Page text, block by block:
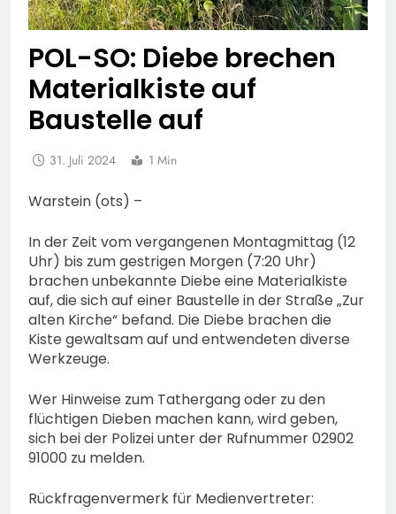
POL-SO: Diebe brechen
Materialkiste auf
Baustelle auf
31. Juli 2024 1 Min
Warstein (ots) –
In der Zeit vom vergangenen Montagmittag (12
Uhr) bis zum gestrigen Morgen (7:20 Uhr)
brachen unbekannte Diebe eine Materialkiste
auf, die sich auf einer Baustelle in der Straße „Zur
alten Kirche“ befand. Die Diebe brachen die
Kiste gewaltsam auf und entwendeten diverse
Werkzeuge.
Wer Hinweise zum Tathergang oder zu den
flüchtigen Dieben machen kann, wird geben,
sich bei der Polizei unter der Rufnummer 02902
91000 zu melden.
Rückfragenvermerk für Medienvertreter: